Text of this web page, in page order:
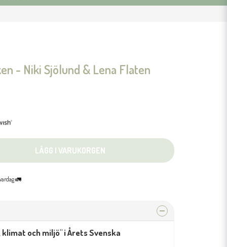
- Niki Sjölund & Lena Flaten
LÄGG I VARUKORGEN
🚛
och miljö" i Årets Svenska